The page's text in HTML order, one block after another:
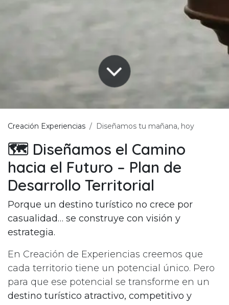
Creación Experiencias Diseñamos tu mañana, hoy
🗺️ Diseñamos el Camino
hacia el Futuro – Plan de
Desarrollo Territorial
Porque un destino turístico no crece por
casualidad… se construye con visión y
estrategia.
En Creación de Experiencias creemos que
cada territorio tiene un potencial único. Pero
para que ese potencial se transforme en un
destino turístico atractivo, competitivo y